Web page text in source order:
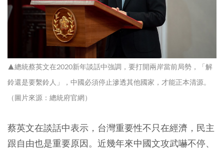
▲總統蔡英文在2020新年談話中強調，要打開兩岸當前局勢，「解
鈴還是要繫鈴人」，中國必須停止滲透其他國家，才能正本清源。
（圖片來源：總統府官網）
蔡英文在談話中表示，台灣重要性不只在經濟，民主
跟自由也是重要原因。近幾年來中國文攻武嚇不停、